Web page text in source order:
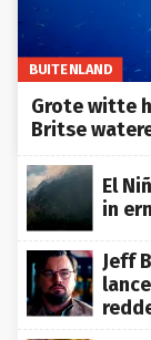
BUITENLAND
Grote witte
Britse
El
in
Jeff